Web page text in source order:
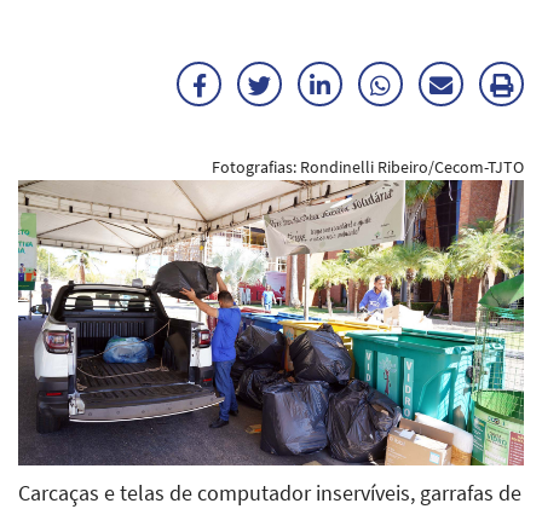
FacebookTwitterLinkedInWhatsApp
Enviar
E-
mail
Fotografias: Rondinelli Ribeiro/Cecom-TJTO
Carcaças e telas de computador inservíveis, garrafas de